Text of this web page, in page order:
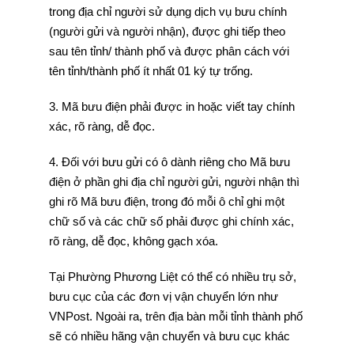
trong địa chỉ người sử dụng dịch vụ bưu chính
(người gửi và người nhận), được ghi tiếp theo
sau tên tỉnh/ thành phố và được phân cách với
tên tỉnh/thành phố ít nhất 01 ký tự trống.
3. Mã bưu điện phải được in hoặc viết tay chính
xác, rõ ràng, dễ đọc.
4. Đối với bưu gửi có ô dành riêng cho Mã bưu
điện ở phần ghi địa chỉ người gửi, người nhận thì
ghi rõ Mã bưu điện, trong đó mỗi ô chỉ ghi một
chữ số và các chữ số phải được ghi chính xác,
rõ ràng, dễ đọc, không gạch xóa.
Tại Phường Phương Liệt có thể có nhiều trụ sở,
bưu cục của các đơn vị vận chuyển lớn như
VNPost. Ngoài ra, trên địa bàn mỗi tỉnh thành phố
sẽ có nhiều hãng vận chuyển và bưu cục khác